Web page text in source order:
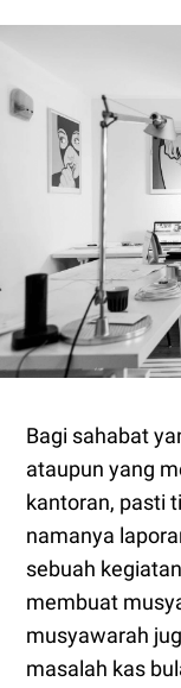
Bagi sahabat
ataupun yang
kantoran, pasti
namanya
sebuah
membuat
musyawarah
masalah kas